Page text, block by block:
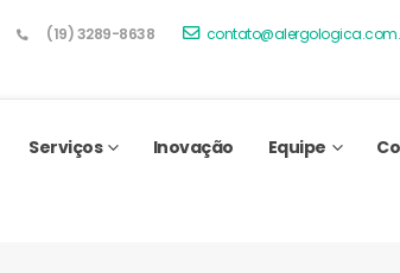
(19) 3289-8638
Serviços Inovação Equipe